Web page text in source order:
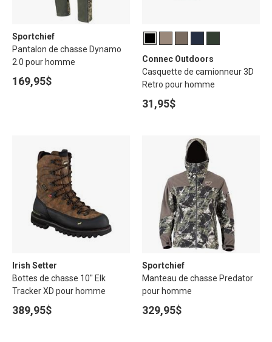
Sportchief
Pantalon de chasse Dynamo
2.0 pour homme
169,95$
Connec Outdoors
Casquette de camionneur 3D
Retro pour homme
31,95$
Irish Setter
Bottes de chasse 10'' Elk
Tracker XD pour homme
389,95$
Sportchief
Manteau de chasse Predator
pour homme
329,95$